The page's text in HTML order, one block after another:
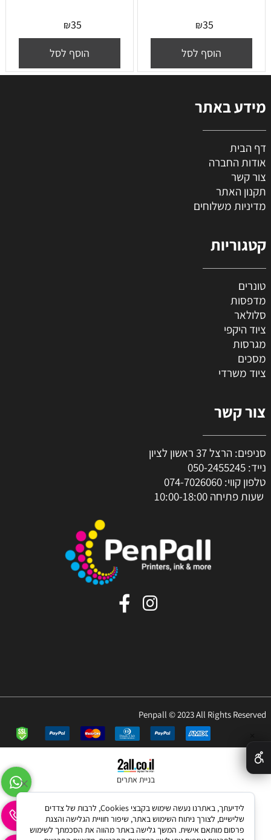
₪35
הוסף לסל
₪35
הוסף לסל
מידע באתר
דף הבית
אודות החברה
צור קשר
תקנון האתר
מדיניות משלוחים
קטגוריות
טונרים
מדפסות
סלולאר
ציוד היקפי
מגרסות
מסכים
ציוד משרדי
צור קשר
סניפים: הרצל 37 ראשון לציון
נייד: 050-2455245
טלפון קווי: 074-7026060
שעות פתיחה 10:00-18:00
Penpall © 2023 All Rights Reserved
בניית אתרים
לידיעתך, באתרנו נעשה שימוש בקבצי Cookies, לרבות של צדדים
שלישיים, לצורך ניתוח השימוש באתר, שיפור חוויית הגלישה והצגת
פרסום מותאם אישית. המשך גלישה באתר מהווה את הסכמתך לשימוש